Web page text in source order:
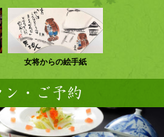
女将からの絵手紙